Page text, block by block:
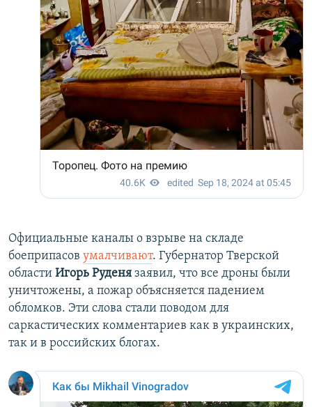
Официальные каналы о взрыве на складе
боеприпасов умалчивают. Губернатор Тверской
области Игорь Руденя заявил, что все дроны были
уничтожены, а пожар объясняется падением
обломков. Эти слова стали поводом для
саркастических комментариев как в украинских,
так и в российских блогах.